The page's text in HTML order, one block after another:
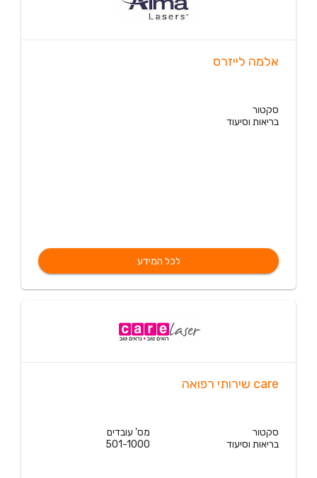
אלמה לייזרס
סקטור
בריאות וסיעוד
לכל המידע
care שירותי רפואה
סקטור
בריאות וסיעוד
מס' עובדים
501-1000